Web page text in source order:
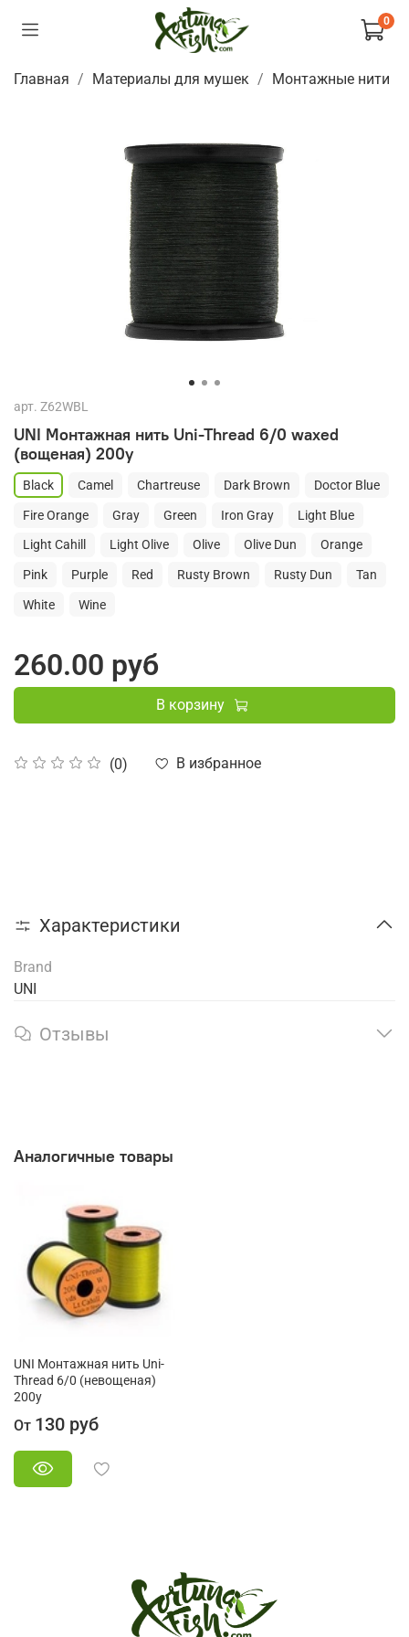
0
Главная Материалы для мушек Монтажные нити
арт. Z62WBL
UNI Монтажная нить Uni-Thread 6/0 waxed
(вощеная) 200y
(0) В избранное
Black Camel Chartreuse Dark Brown Doctor Blue
Fire Orange Gray Green Iron Gray Light Blue
Light Cahill Light Olive Olive Olive Dun Orange
Pink Purple Red Rusty Brown Rusty Dun Tan
White Wine
260.00 руб
В корзину
Характеристики
Brand
UNI
Отзывы
Аналогичные товары
UNI Монтажная нить Uni-
Thread 6/0 (невощеная)
200y
От 130 руб